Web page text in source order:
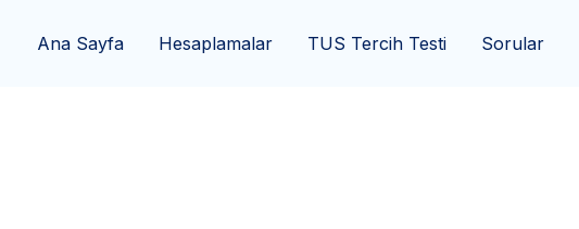
Ana Sayfa Hesaplamalar TUS Tercih Testi Sorular